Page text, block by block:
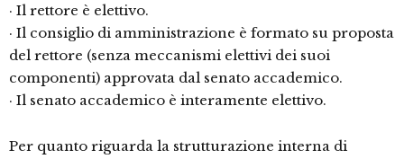
· Il rettore è elettivo.
· Il consiglio di amministrazione è formato su proposta
del rettore (senza meccanismi elettivi dei suoi
componenti) approvata dal senato accademico.
· Il senato accademico è interamente elettivo.
Per quanto riguarda la strutturazione interna di